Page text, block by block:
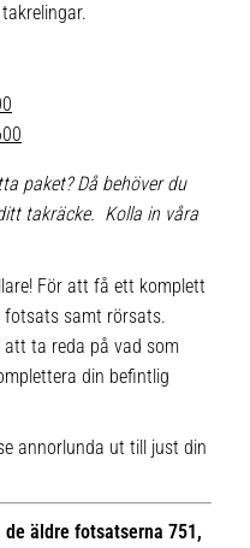
paket? Då behöver du
takräcke. Kolla in våra
För att få ett komplett
fotsats samt rörsats.
ta reda på vad som
din befintlig
annorlunda ut till just din
äldre fotsatserna 751,